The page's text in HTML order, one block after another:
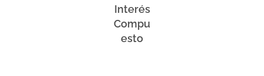
Interés
Compu
esto